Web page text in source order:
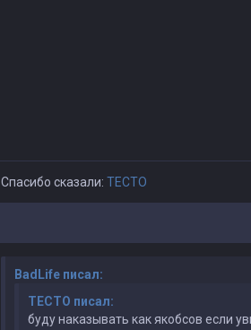
Спасибо сказали: TECTO
BadLife писал:
TECTO писал:
буду наказывать как якобсов если